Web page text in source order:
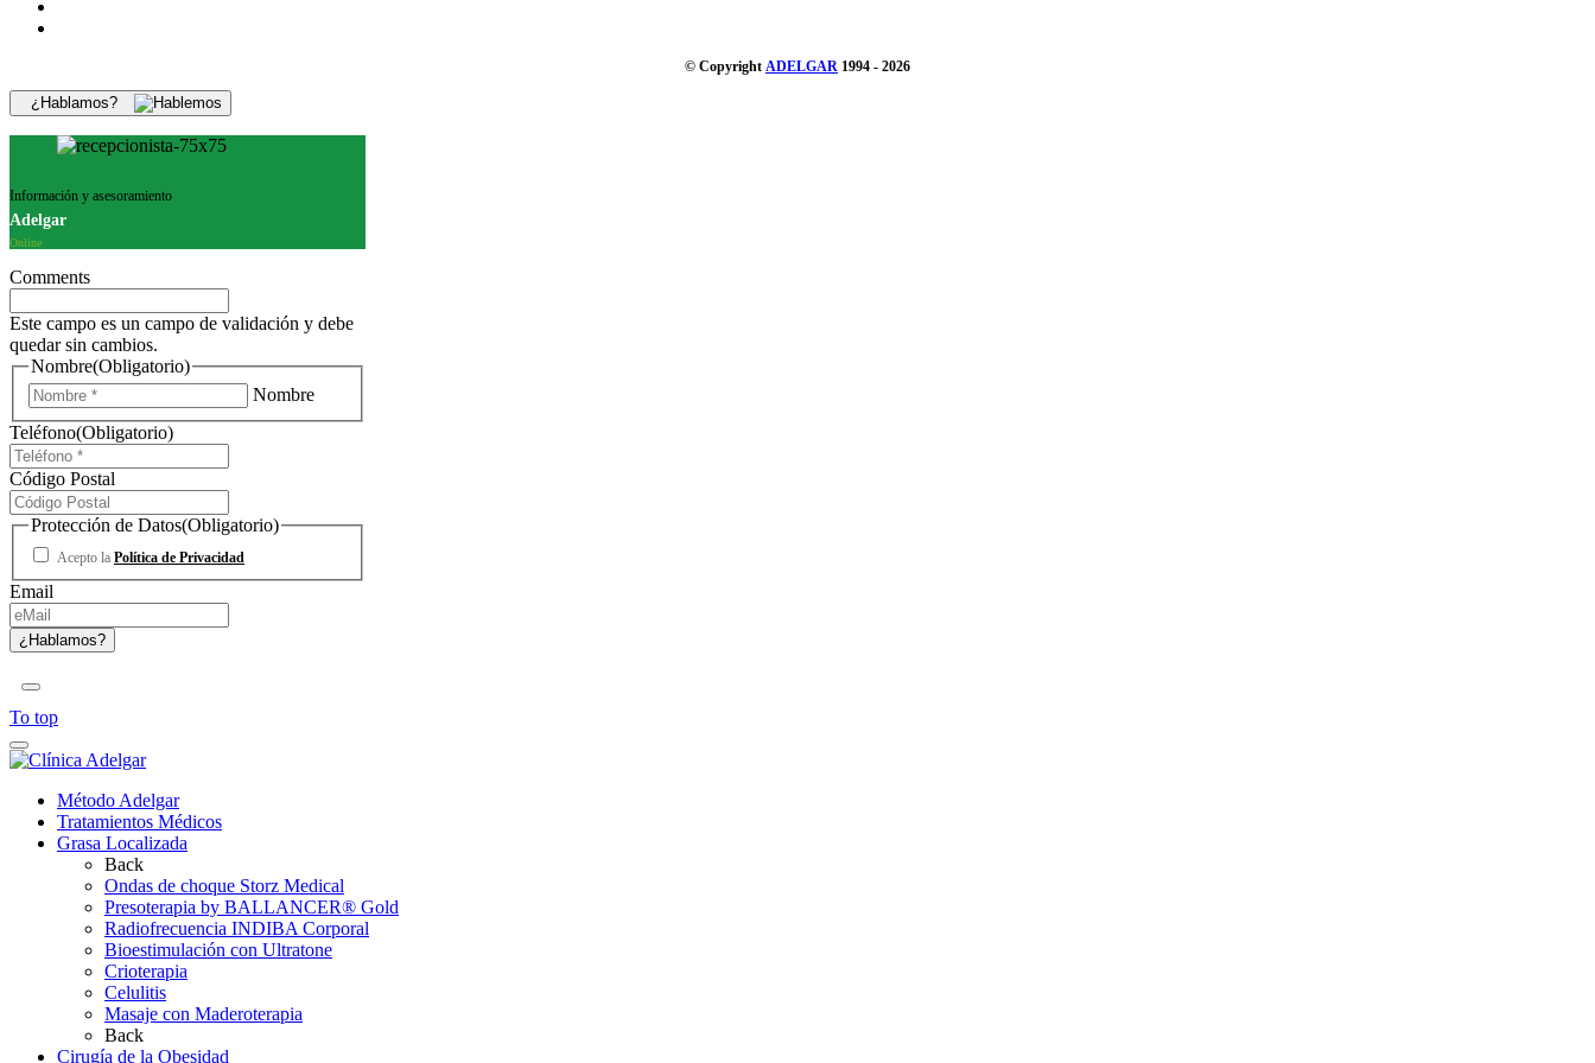
© Copyright ADELGAR 1994 - 2026
¿Hablamos?
Información y asesoramiento
Adelgar
Online
Comments
Este campo es un campo de validación y debe
quedar sin cambios.
Nombre(Obligatorio)
Nombre
Teléfono(Obligatorio)
Código Postal
Protección de Datos(Obligatorio)
Acepto la Política de Privacidad
Email
To top
Método Adelgar
Tratamientos Médicos
Grasa Localizada
Back
Ondas de choque Storz Medical
Presoterapia by BALLANCER® Gold
Radiofrecuencia INDIBA Corporal
Bioestimulación con Ultratone
Crioterapia
Celulitis
Masaje con Maderoterapia
Back
Cirugía de la Obesidad